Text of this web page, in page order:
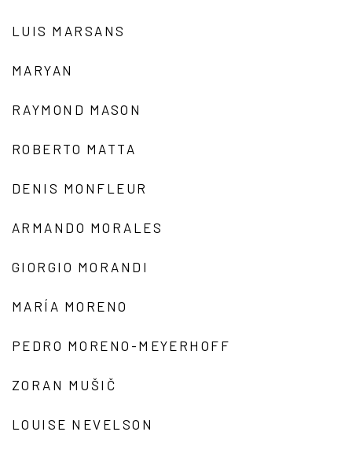
LUIS MARSANS
MARYAN
RAYMOND MASON
ROBERTO MATTA
DENIS MONFLEUR
ARMANDO MORALES
GIORGIO MORANDI
MARÍA MORENO
PEDRO MORENO-MEYERHOFF
ZORAN MUŠIČ
LOUISE NEVELSON